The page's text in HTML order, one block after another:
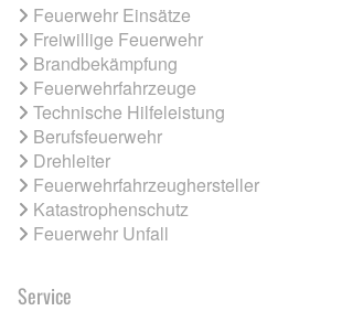
Feuerwehr Einsätze
Freiwillige Feuerwehr
Brandbekämpfung
Feuerwehrfahrzeuge
Technische Hilfeleistung
Berufsfeuerwehr
Drehleiter
Feuerwehrfahrzeughersteller
Katastrophenschutz
Feuerwehr Unfall
Service